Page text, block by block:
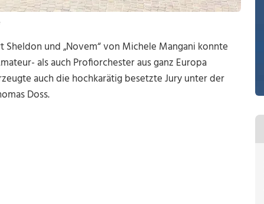
und „Novem“ von Michele Mangani konnte
als auch Profiorchester aus ganz Europa
auch die hochkarätig besetzte Jury unter der
Doss.